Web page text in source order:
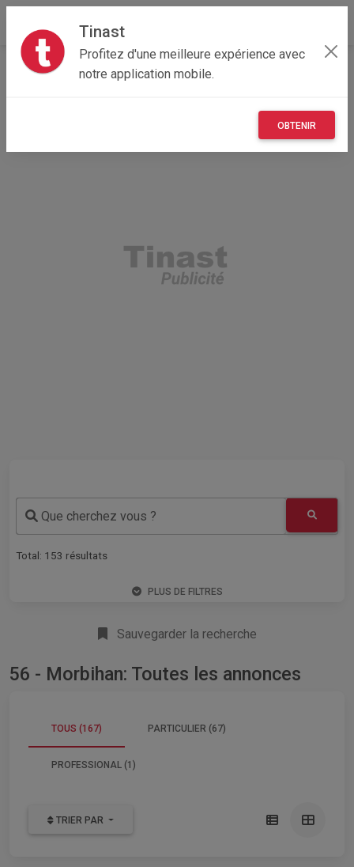
Tinast
Profitez d'une meilleure expérience avec
notre application mobile.
OBTENIR
Accueil Recherche Bretagne
Que cherchez vous ?
Total: 153 résultats
PLUS DE FILTRES
Sauvegarder la recherche
56 - Morbihan: Toutes les annonces
TOUS (167) PARTICULIER (67)
PROFESSIONAL (1)
TRIER PAR